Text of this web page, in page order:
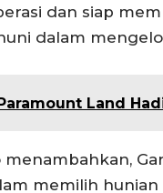
dan siap
dalam
Land
menambahkan,
memilih hunian